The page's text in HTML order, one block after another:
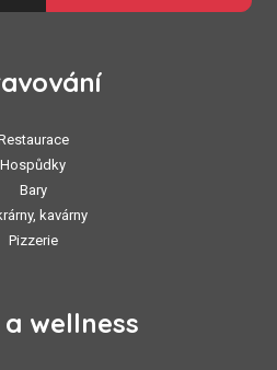
Hospůdky
Bary
kavárny
Pizzerie
wellness